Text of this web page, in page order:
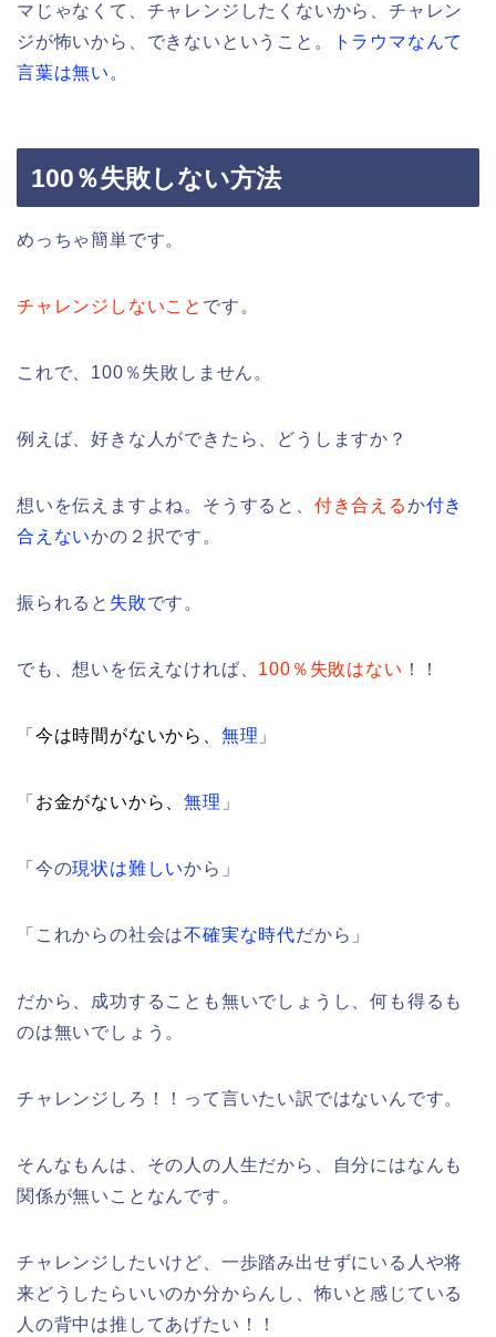
マじゃなくて、チャレンジしたくないから、チャレン
ジが怖いから、できないということ。
トラウマなんて
言葉は無い。
100％失敗しない方法
めっちゃ簡単です。
チャレンジしないこと です。
これで、100％失敗しません。
例えば、好きな人ができたら、どうしますか？
想いを伝えますよね。そうすると、 付き合えるか付き
合えないかの２択です。
振られると 失敗です。
でも、想いを伝えなければ、 100 ％失敗はない ！！
「 今は時間がないから、 無理 」
「 お金がないから、無理 」
「今の現状は難しいから」
「これからの社会は不確実な時代だから」
だから、成功することも無いでしょうし、何も得るも
のは無いでしょう。
チャレンジしろ！！って言いたい訳ではないんです。
そんなもんは、その人の人生だから、自分にはなんも
関係が無いことなんです。
チャレンジしたいけど、一歩踏み出せずにいる人や将
来どうしたらいいのか分からんし、怖いと感じている
人の背中は推してあげたい！！